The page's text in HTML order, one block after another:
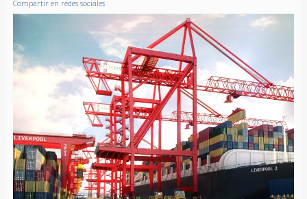
Compartir en redes sociales